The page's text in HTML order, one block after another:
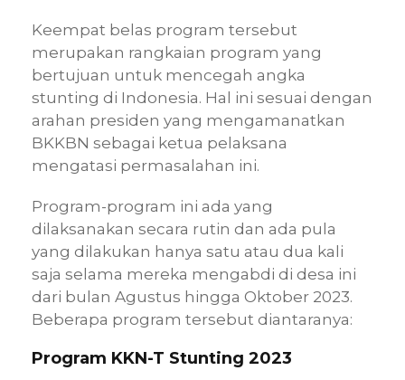
Keempat belas program tersebut
merupakan rangkaian program yang
bertujuan untuk mencegah angka
stunting di Indonesia. Hal ini sesuai dengan
arahan presiden yang mengamanatkan
BKKBN sebagai ketua pelaksana
mengatasi permasalahan ini.
Program-program ini ada yang
dilaksanakan secara rutin dan ada pula
yang dilakukan hanya satu atau dua kali
saja selama mereka mengabdi di desa ini
dari bulan Agustus hingga Oktober 2023.
Beberapa program tersebut diantaranya:
Program KKN-T Stunting 2023